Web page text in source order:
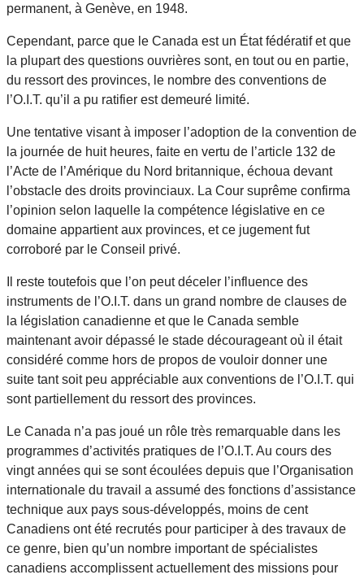
permanent, à Genève, en 1948.
Cependant, parce que le Canada est un État fédératif et que
la plupart des questions ouvrières sont, en tout ou en partie,
du ressort des provinces, le nombre des conventions de
l’O.I.T. qu’il a pu ratifier est demeuré limité.
Une tentative visant à imposer l’adoption de la convention de
la journée de huit heures, faite en vertu de l’article 132 de
l’Acte de l’Amérique du Nord britannique, échoua devant
l’obstacle des droits provinciaux. La Cour suprême confirma
l’opinion selon laquelle la compétence législative en ce
domaine appartient aux provinces, et ce jugement fut
corroboré par le Conseil privé.
Il reste toutefois que l’on peut déceler l’influence des
instruments de l’O.I.T. dans un grand nombre de clauses de
la législation canadienne et que le Canada semble
maintenant avoir dépassé le stade décourageant où il était
considéré comme hors de propos de vouloir donner une
suite tant soit peu appréciable aux conventions de l’O.I.T. qui
sont partiellement du ressort des provinces.
Le Canada n’a pas joué un rôle très remarquable dans les
programmes d’activités pratiques de l’O.I.T. Au cours des
vingt années qui se sont écoulées depuis que l’Organisation
internationale du travail a assumé des fonctions d’assistance
technique aux pays sous-développés, moins de cent
Canadiens ont été recrutés pour participer à des travaux de
ce genre, bien qu’un nombre important de spécialistes
canadiens accomplissent actuellement des missions pour